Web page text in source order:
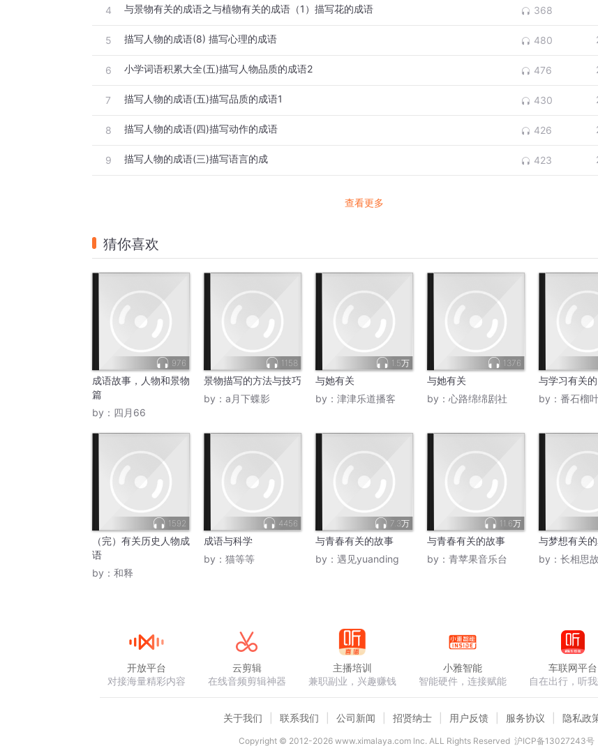
4 与景物有关的成语之与植物有关的成语（1）描写花的成语 368
5 描写人物的成语(8) 描写心理的成语 480
6 小学词语积累大全(五)描写人物品质的成语2 476
7 描写人物的成语(五)描写品质的成语1 430
8 描写人物的成语(四)描写动作的成语 426
9 描写人物的成语(三)描写语言的成 423
查看更多
猜你喜欢
976
成语故事，人物和景物
篇
by： 四月66
1158
景物描写的方法与技巧
by： a月下蝶影
1.5万
与她有关
by： 津津乐道播客
1376
与她有关
by： 心路绵绵剧社
与学习有关的
by： 番石榴
1592
（完）有关历史人物成
语
by： 和释
4456
成语与科学
by： 猫等等
7.3万
与青春有关的故事
by： 遇见yuanding
11.6万
与青春有关的故事
by： 青苹果音乐台
与梦想有关的
by： 长相思
开放平台
对接海量精彩内容
云剪辑
在线音频剪辑神器
主播培训
兼职副业，兴趣赚钱
小雅智能
智能硬件，连接赋能
车联网平台
自在出行，听
关于我们 联系我们 公司新闻 招贤纳士 用户反馈 服务协议 隐私政
Copyright © 2012-2026www.ximalaya.com lnc. ALL Rights Reserved 沪ICP备13027243号